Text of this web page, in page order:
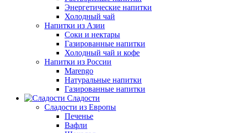
Энергетические напитки
Холодный чай
Напитки из Азии
Соки и нектары
Газированные напитки
Холодный чай и кофе
Напитки из России
Marengo
Натуральные напитки
Газированные напитки
Сладости
Сладости из Европы
Печенье
Вафли